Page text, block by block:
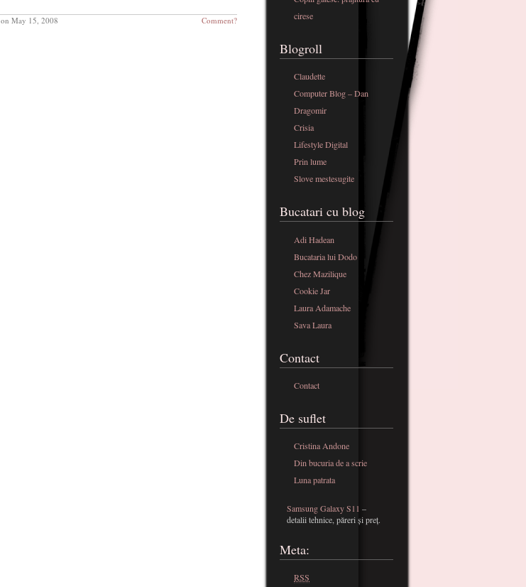
on May 15, 2008 Comment?
cirese
Blogroll
Claudette
Computer Blog – Dan
Dragomir
Crisia
Lifestyle Digital
Prin lume
Slove mestesugite
Bucatari cu blog
Adi Hadean
Bucataria lui Dodo
Chez Mazilique
Cookie Jar
Laura Adamache
Sava Laura
Contact
Contact
De suflet
Cristina Andone
Din bucuria de a scrie
Luna patrata
Samsung Galaxy S11 –
detalii tehnice, păreri și preț.
Meta:
RSS